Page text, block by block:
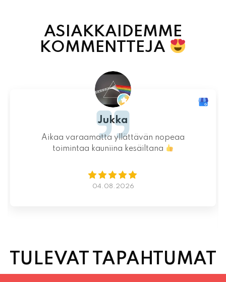
ASIAKKAIDEMME
KOMMENTTEJA
Jukka
Aikaa varaamatta yllättävän nopeaa
toimintaa kauniina kesäiltana
04.08.2026
TULEVAT TAPAHTUMAT